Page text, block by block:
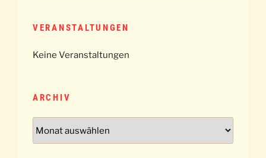
VERANSTALTUNGEN
Keine Veranstaltungen
ARCHIV